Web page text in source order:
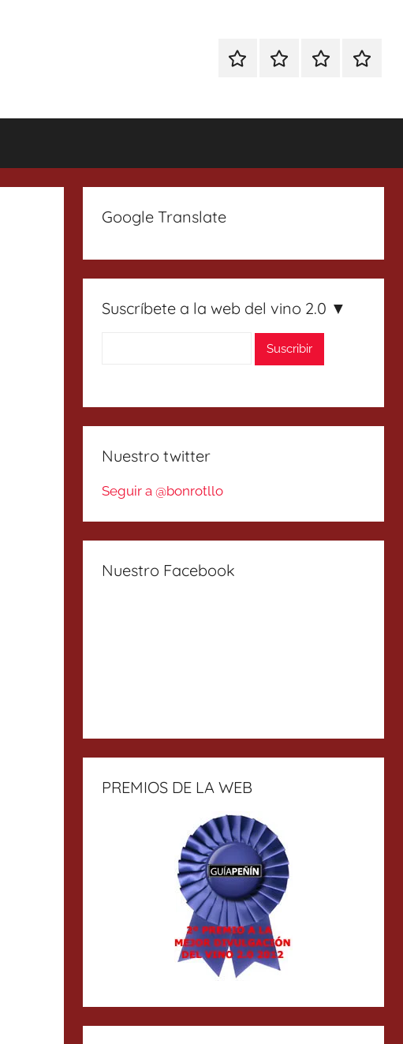
EspecialEnoturismoRanking
Google Translate
Suscríbete a la web del vino 2.0 ▼
Nuestro twitter
Seguir a @bonrotllo
Nuestro Facebook
PREMIOS DE LA WEB